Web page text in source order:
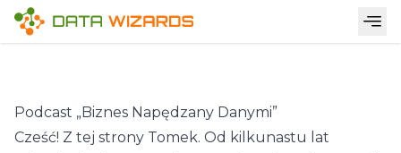
Podcast „Biznes Napędzany Danymi”
Cześć! Z tej strony Tomek. Od kilkunastu lat